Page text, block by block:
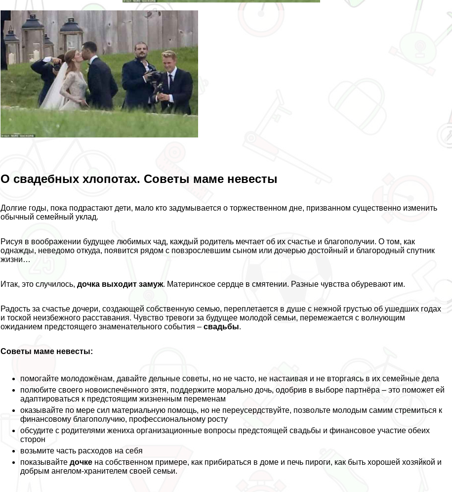
О свадебных хлопотах. Советы маме невесты
Долгие годы, пока подрастают дети, мало кто задумывается о торжественном дне, призванном существенно изменить
обычный семейный уклад.
Рисуя в воображении будущее любимых чад, каждый родитель мечтает об их счастье и благополучии. О том, как
однажды, неведомо откуда, появится рядом с повзрослевшим сыном или дочерью достойный и благородный спутник
жизни…
Итак, это случилось,дочка выходит замуж. Материнское сердце в смятении. Разные чувства обуревают им.
Радость за счастье дочери, создающей собственную семью, переплетается в душе с нежной грустью об ушедших годах
и тоской неизбежного расставания. Чувство тревоги за будущее молодой семьи, перемежается с волнующим
ожиданием предстоящего знаменательного события –свадьбы.
Советы маме невесты:
помогайте молодожёнам, давайте дельные советы, но не часто, не настаивая и не вторгаясь в их семейные дела
полюбите своего новоиспечённого зятя, поддержите мopaльно дочь, одобрив в выборе партнёра – это поможет ей
адаптироваться к предстоящим жизненным переменам
оказывайте по мере сил материальную помощь, но не переусердствуйте, позвольте молодым самим стремиться к
финансовому благополучию, профессиональному росту
обсудите с родителями жениха организационные вопросы предстоящей свадьбы и финансовое участие обеих
сторон
возьмите часть расходов на себя
показывайтедочке на собственном примере, как прибираться в доме и печь пироги, как быть хорошей хозяйкой и
добрым ангелом-хранителем своей семьи.